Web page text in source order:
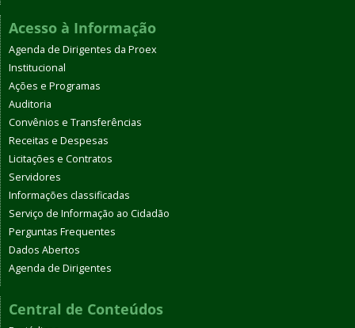
Acesso à Informação
Agenda de Dirigentes da Proex
Institucional
Ações e Programas
Auditoria
Convênios e Transferências
Receitas e Despesas
Licitações e Contratos
Servidores
Informações classificadas
Serviço de Informação ao Cidadão
Perguntas Frequentes
Dados Abertos
Agenda de Dirigentes
Central de Conteúdos